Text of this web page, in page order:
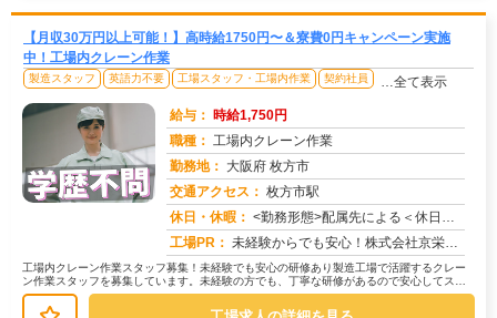
【月収30万円以上可能！】高時給1750円〜＆寮費0円キャンペーン実施
中！工場内クレーン作業
製造スタッフ 英語力不要 工場スタッフ・工場内作業 契約社員 …全て表示
給与： 時給1,750円
職種： 工場内クレーン作業
勤務地： 大阪府 枚方市
交通アクセス： 枚方市駅
休日・休暇： <勤務形態>配属先による＜休日＞工場カレンダーによる
工場PR： 未経験からでも安心！株式会社京栄センターで新しい一歩を踏み出してみませんか？→充実の研修制度でしっかりサポート！先...
工場内クレーン作業スタッフ募集！未経験でも安心の研修あり製造工場で活躍するクレー
ン作業スタッフを募集しています。未経験の方でも、丁寧な研修があるので安心してスタ
ートできます！まずは、先輩スタッフ...